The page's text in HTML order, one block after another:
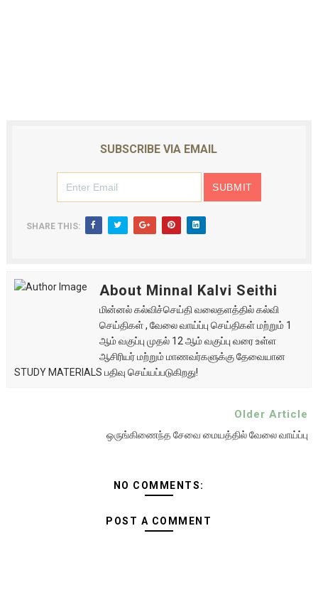
SUBSCRIBE VIA EMAIL
SHARE THIS:
About Minnal Kalvi Seithi
மின்னல் கல்விச்செய்தி வலைதளத்தில் கல்வி
செய்திகள் , வேலை வாய்ப்பு செய்திகள் மற்றும் 1
ஆம் வகுப்பு முதல் 12 ஆம் வகுப்பு வரை உள்ள
ஆசிரியர் மற்றும் மாணவர்களுக்கு தேவையான
STUDY MATERIALS பதிவு செய்யப்படுகிறது!
Older Article
ஒருங்கிணைந்த சேவை மையத்தில் வேலை வாய்ப்பு
NO COMMENTS:
POST A COMMENT